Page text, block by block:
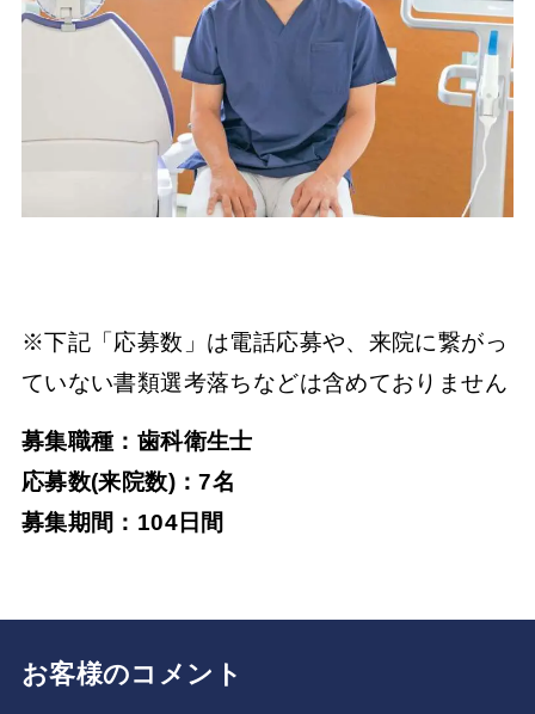
※下記「応募数」は電話応募や、来院に繋がっ
ていない書類選考落ちなどは含めておりません
募集職種：歯科衛生士
応募数(来院数)：7名
募集期間：104日間
お客様のコメント